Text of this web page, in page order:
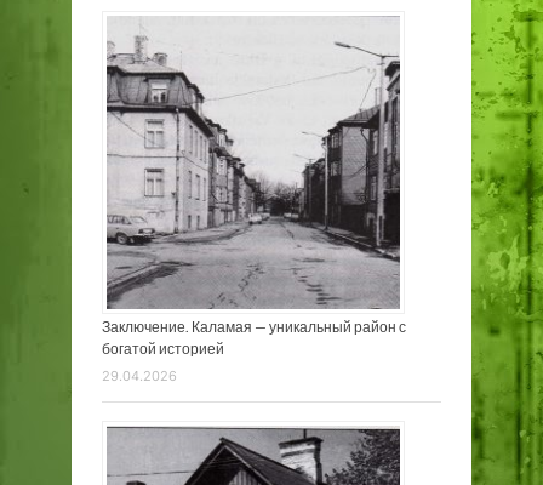
Заключение. Каламая — уникальный район с
богатой историей
29.04.2026